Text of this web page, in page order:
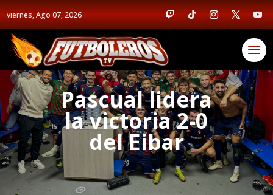
viernes, Ago 07, 2026
Pascual lidera
la victoria 2-0
del Eibar